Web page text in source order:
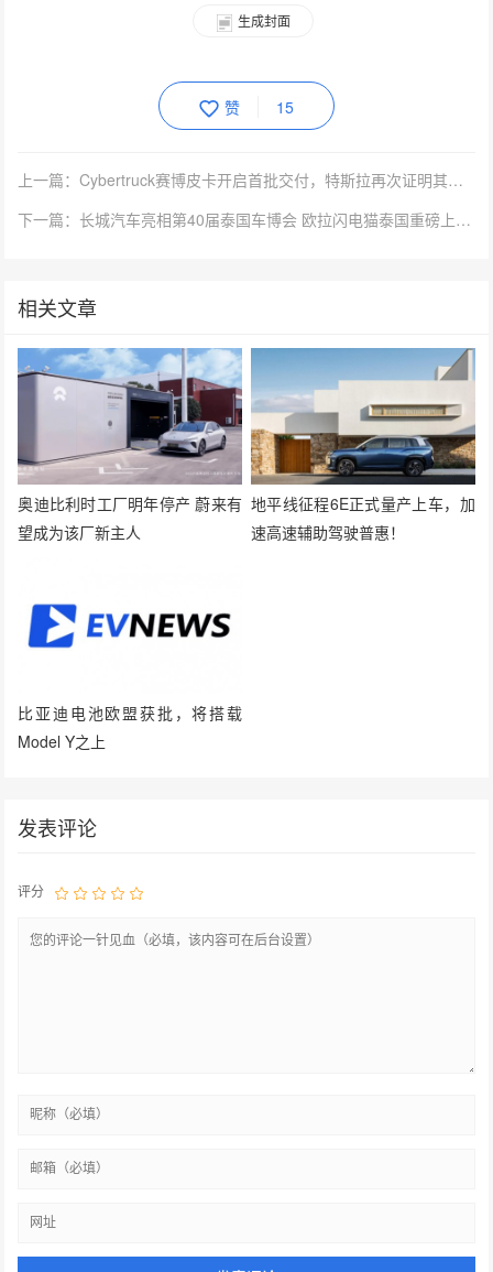
生成封面
赞 15
上一篇：Cybertruck赛博皮卡开启首批交付，特斯拉再次证明其引领行业的强大产品力
下一篇：长城汽车亮相第40届泰国车博会 欧拉闪电猫泰国重磅上市！
相关文章
奥迪比利时工厂明年停产 蔚来有
望成为该厂新主人
地平线征程6E正式量产上车，加
速高速辅助驾驶普惠！
比亚迪电池欧盟获批，将搭载
Model Y之上
发表评论
评分